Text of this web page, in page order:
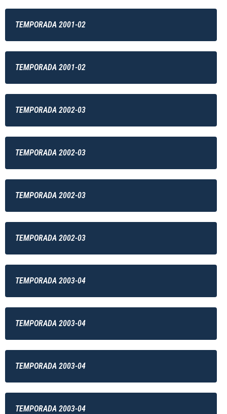
TEMPORADA 2001-02
TEMPORADA 2001-02
TEMPORADA 2002-03
TEMPORADA 2002-03
TEMPORADA 2002-03
TEMPORADA 2002-03
TEMPORADA 2003-04
TEMPORADA 2003-04
TEMPORADA 2003-04
TEMPORADA 2003-04